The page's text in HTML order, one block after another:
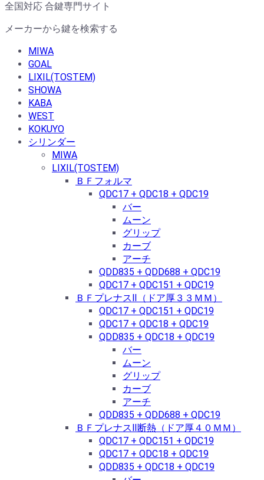
全国対応 合鍵専門サイト
メーカーから鍵を検索する
MIWA
GOAL
LIXIL(TOSTEM)
SHOWA
KABA
WEST
KOKUYO
シリンダー
MIWA
LIXIL(TOSTEM)
ＢＦフォルマ
QDC17 + QDC18 + QDC19
バー
ムーン
グリップ
カーブ
アーチ
QDD835 + QDD688 + QDC19
QDC17 + QDC151 + QDC19
ＢＦプレナスⅡ（ドア厚３３ＭＭ）
QDC17 + QDC151 + QDC19
QDC17 + QDC18 + QDC19
QDD835 + QDC18 + QDC19
バー
ムーン
グリップ
カーブ
アーチ
QDD835 + QDD688 + QDC19
ＢＦプレナスⅡ断熱（ドア厚４０ＭＭ）
QDC17 + QDC151 + QDC19
QDC17 + QDC18 + QDC19
QDD835 + QDC18 + QDC19